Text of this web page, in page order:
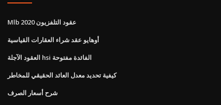
Mlb عقود التلفزيون 2020
أوهايو عقد شراء العقارات القياسية
العقود الآجلة hsi الفائدة مفتوحة
كيفية تحديد معدل العائد الحقيقي للمخاطر
شرح أسعار الصرف